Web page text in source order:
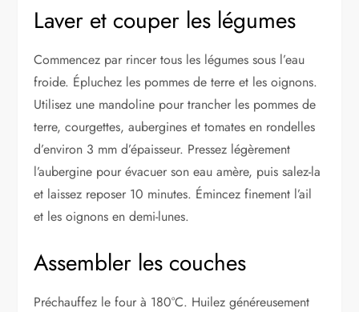
Laver et couper les légumes
Commencez par rincer tous les légumes sous l’eau
froide. Épluchez les pommes de terre et les oignons.
Utilisez une mandoline pour trancher les pommes de
terre, courgettes, aubergines et tomates en rondelles
d’environ 3 mm d’épaisseur. Pressez légèrement
l’aubergine pour évacuer son eau amère, puis salez-la
et laissez reposer 10 minutes. Émincez finement l’ail
et les oignons en demi-lunes.
Assembler les couches
Préchauffez le four à 180°C. Huilez généreusement